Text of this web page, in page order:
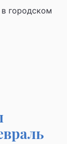
городском